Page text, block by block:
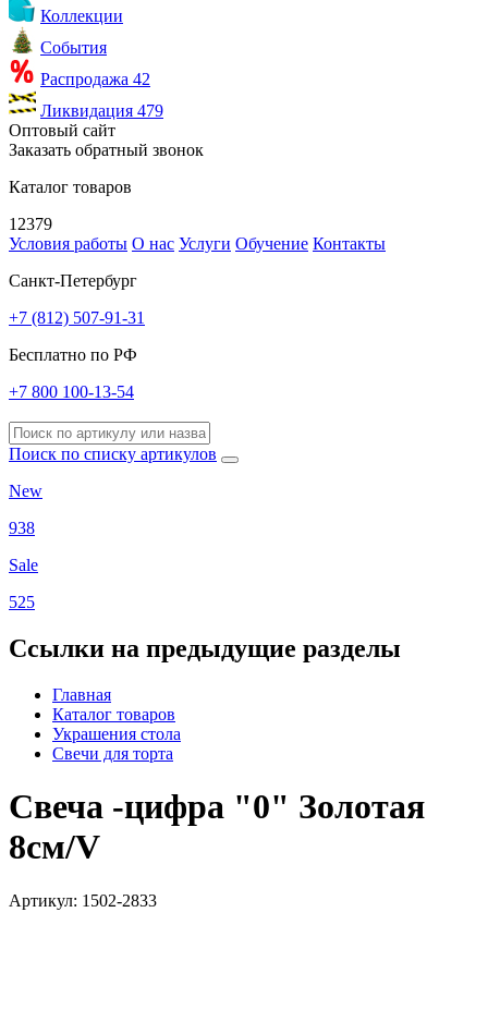
Коллекции
События
Распродажа 42
Ликвидация 479
Оптовый сайт
Заказать обратный звонок
Каталог товаров
12379
Условия работы О нас Услуги Обучение Контакты
Санкт-Петербург
+7 (812) 507-91-31
Бесплатно по РФ
+7 800 100-13-54
Поиск по списку артикулов
New
938
Sale
525
Ссылки на предыдущие разделы
Главная
Каталог товаров
Украшения стола
Свечи для торта
Свеча -цифра "0" Золотая
8см/V
Артикул: 1502-2833